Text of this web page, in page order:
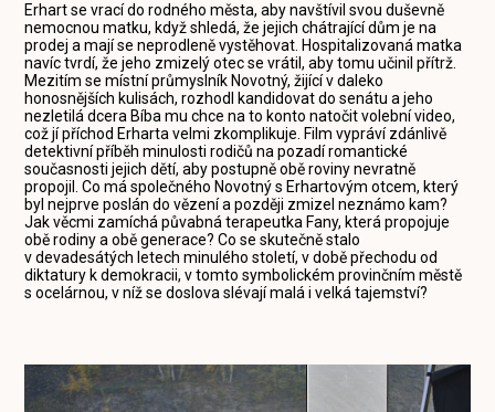
Erhart se vrací do rodného města, aby navštívil svou duševně
nemocnou matku, když shledá, že jejich chátrající dům je na
prodej a mají se neprodleně vystěhovat. Hospitalizovaná matka
navíc tvrdí, že jeho zmizelý otec se vrátil, aby tomu učinil přítrž.
Mezitím se místní průmyslník Novotný, žijící v daleko
honosnějších kulisách, rozhodl kandidovat do senátu a jeho
nezletilá dcera Bíba mu chce na to konto natočit volební video,
což jí příchod Erharta velmi zkomplikuje. Film vypráví zdánlivě
detektivní příběh minulosti rodičů na pozadí romantické
současnosti jejich dětí, aby postupně obě roviny nevratně
propojil. Co má společného Novotný s Erhartovým otcem, který
byl nejprve poslán do vězení a později zmizel neznámo kam?
Jak věcmi zamíchá půvabná terapeutka Fany, která propojuje
obě rodiny a obě generace? Co se skutečně stalo
v devadesátých letech minulého století, v době přechodu od
diktatury k demokracii, v tomto symbolickém provinčním městě
s ocelárnou, v níž se doslova slévají malá i velká tajemství?